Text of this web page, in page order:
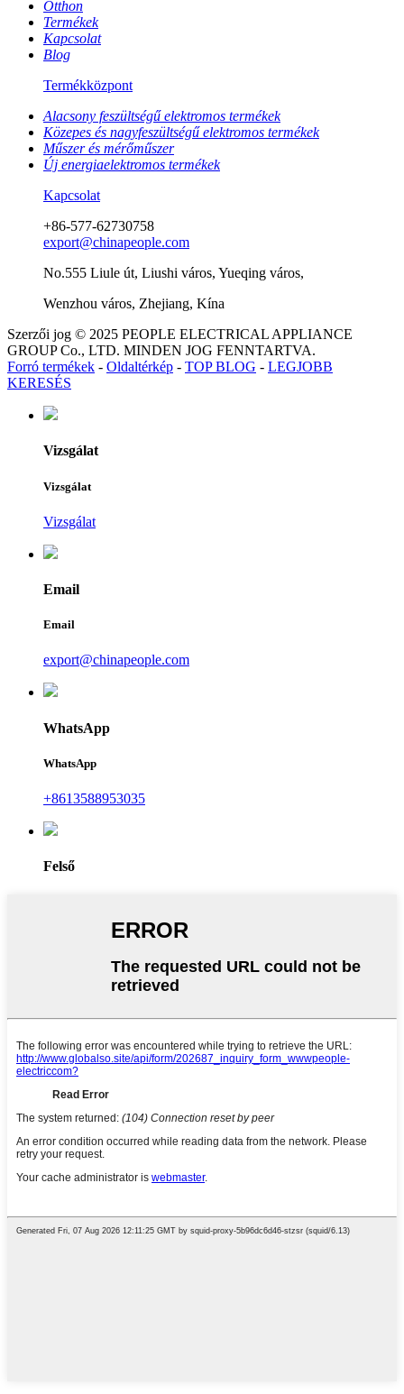
Otthon
Termékek
Kapcsolat
Blog
Termékközpont
Alacsony feszültségű elektromos termékek
Közepes és nagyfeszültségű elektromos termékek
Műszer és mérőműszer
Új energiaelektromos termékek
Kapcsolat
+86-577-62730758
export@chinapeople.com
No.555 Liule út, Liushi város, Yueqing város,
Wenzhou város, Zhejiang, Kína
Szerzői jog © 2025 PEOPLE ELECTRICAL APPLIANCE
GROUP Co., LTD. MINDEN JOG FENNTARTVA.
Forró termékek - Oldaltérkép - TOP BLOG - LEGJOBB
KERESÉS
Vizsgálat
Vizsgálat
Vizsgálat
Email
Email
export@chinapeople.com
WhatsApp
WhatsApp
+8613588953035
Felső